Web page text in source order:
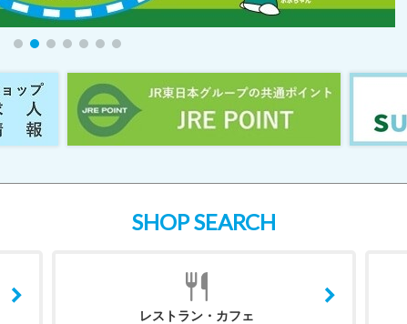
SHOP SEARCH
レストラン・カフェ